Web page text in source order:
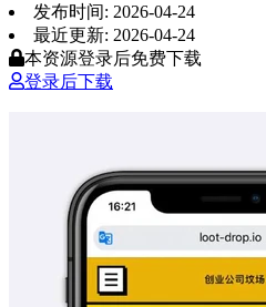
发布时间: 2026-04-24
最近更新: 2026-04-24
本资源登录后免费下载
登录后下载